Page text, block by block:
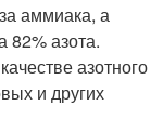
аммиака, а
82% азота.
азотного
и других